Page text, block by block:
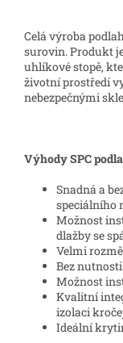
Celá výroba
surovin. Produkt
uhlíkové stopě,
životní prostředí
nebezpečnými
Výhody SPC
Snadná a
speciálního
Možnost
dlažby se
Velmi
Bez
Možnost
Kvalitní
izolaci
Ideální